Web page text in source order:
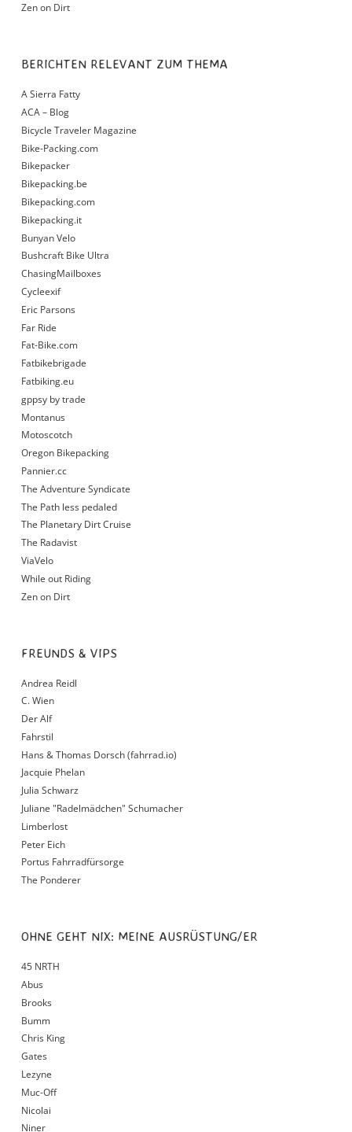
Zen on Dirt
BERICHTEN RELEVANT ZUM THEMA
A Sierra Fatty
ACA – Blog
Bicycle Traveler Magazine
Bike-Packing.com
Bikepacker
Bikepacking.be
Bikepacking.com
Bikepacking.it
Bunyan Velo
Bushcraft Bike Ultra
ChasingMailboxes
Cycleexif
Eric Parsons
Far Ride
Fat-Bike.com
Fatbikebrigade
Fatbiking.eu
gppsy by trade
Montanus
Motoscotch
Oregon Bikepacking
Pannier.cc
The Adventure Syndicate
The Path less pedaled
The Planetary Dirt Cruise
The Radavist
ViaVelo
While out Riding
Zen on Dirt
FREUNDS & VIPS
Andrea Reidl
C. Wien
Der Alf
Fahrstil
Hans & Thomas Dorsch (fahrrad.io)
Jacquie Phelan
Julia Schwarz
Juliane "Radelmädchen" Schumacher
Limberlost
Peter Eich
Portus Fahrradfürsorge
The Ponderer
OHNE GEHT NIX: MEINE AUSRÜSTUNG/ER
45 NRTH
Abus
Brooks
Bumm
Chris King
Gates
Lezyne
Muc-Off
Nicolai
Niner